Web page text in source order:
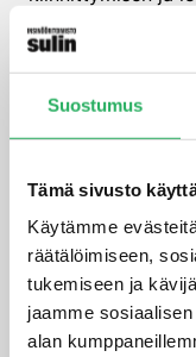
Suostumus
Tämä sivusto
Käytämme
räätälöimiseen,
tukemiseen ja
jaamme
alan
Miten
voidaan
Huolellinen
valinta, kuten
materiaalien
homeen riskiä